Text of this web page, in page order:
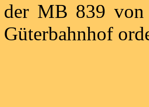
der MB 839 von
Güterbahnhof